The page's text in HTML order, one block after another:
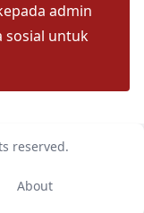
admin
sosial untuk
reserved.
About
About